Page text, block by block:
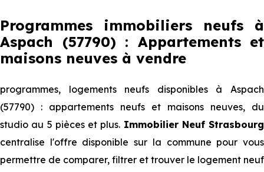
Programmes immobiliers neufs à
Aspach (57790) : Appartements et
maisons neuves à vendre
programmes, logements neufs disponibles à Aspach
(57790) : appartements neufs et maisons neuves, du
studio au 5 pièces et plus. Immobilier Neuf Strasbourg
centralise l'offre disponible sur la commune pour vous
permettre de comparer, filtrer et trouver le logement neuf